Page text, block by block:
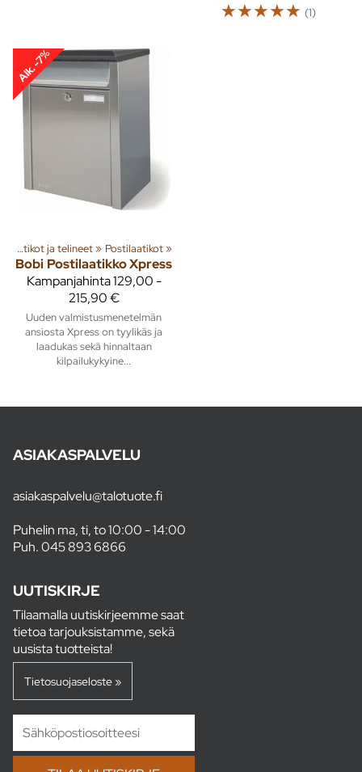
☆☆☆☆☆ (1)
Alk. -7%
Postilaatikot ja telineet‪» Postilaatikot‪»
Bobi Postilaatikko Xpress
Kampanjahinta129,00 -
215,90 €
Uuden valmistusmenetelmän
ansiosta Xpress on tyylikäs ja
laadukas sekä hinnaltaan
kilpailukykyine...
ASIAKASPALVELU
asiakaspalvelu@talotuote.fi
Puhelin ma, ti, to 10:00 - 14:00
Puh.045 893 6866
UUTISKIRJE
Tilaamalla uutiskirjeemme saat
tietoa tarjouksistamme, sekä
uusista tuotteista!
Tietosuojaseloste »